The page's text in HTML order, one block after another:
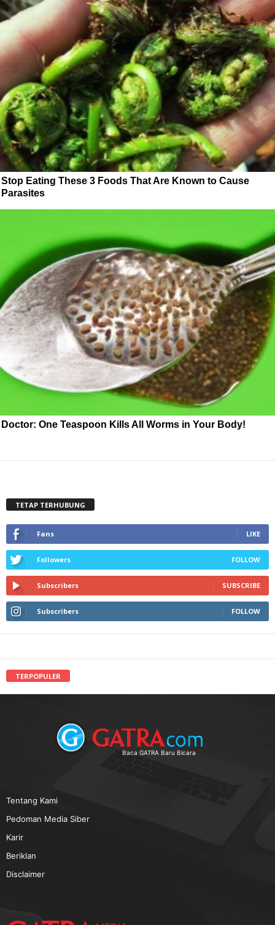
Stop Eating These 3 Foods That Are Known to Cause
Parasites
Doctor: One Teaspoon Kills All Worms in Your Body!
TETAP TERHUBUNG
Fans LIKE
Followers FOLLOW
Subscribers SUBSCRIBE
Subscribers FOLLOW